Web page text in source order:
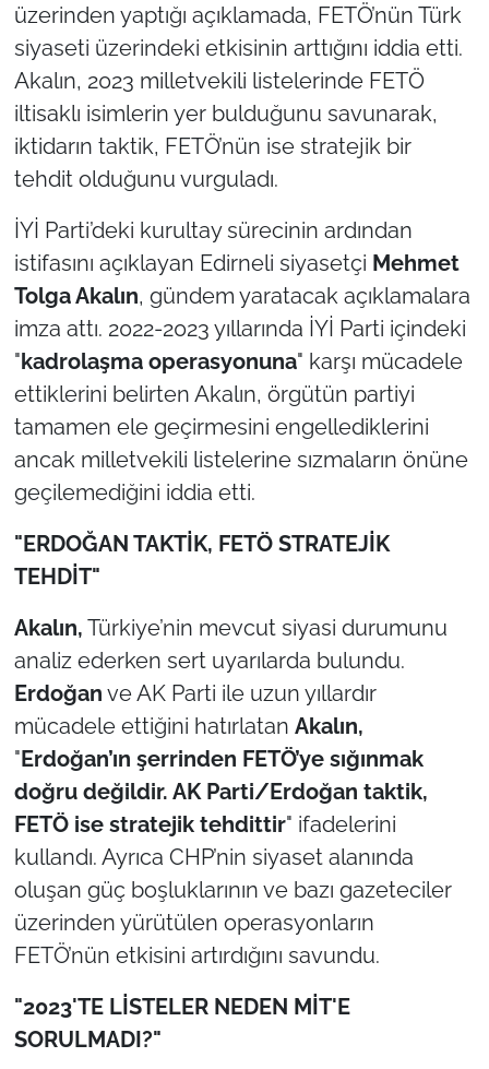
üzerinden yaptığı açıklamada, FETÖ’nün Türk
siyaseti üzerindeki etkisinin arttığını iddia etti.
Akalın, 2023 milletvekili listelerinde FETÖ
iltisaklı isimlerin yer bulduğunu savunarak,
iktidarın taktik, FETÖ’nün ise stratejik bir
tehdit olduğunu vurguladı.
İYİ Parti’deki kurultay sürecinin ardından
istifasını açıklayan Edirneli siyasetçi Mehmet
Tolga Akalın, gündem yaratacak açıklamalara
imza attı. 2022-2023 yıllarında İYİ Parti içindeki
"kadrolaşma operasyonuna" karşı mücadele
ettiklerini belirten Akalın, örgütün partiyi
tamamen ele geçirmesini engellediklerini
ancak milletvekili listelerine sızmaların önüne
geçilemediğini iddia etti.
"ERDOĞAN TAKTİK, FETÖ STRATEJİK
TEHDİT"
Akalın, Türkiye’nin mevcut siyasi durumunu
analiz ederken sert uyarılarda bulundu.
Erdoğan ve AK Parti ile uzun yıllardır
mücadele ettiğini hatırlatan Akalın,
"Erdoğan’ın şerrinden FETÖ’ye sığınmak
doğru değildir. AK Parti/Erdoğan taktik,
FETÖ ise stratejik tehdittir" ifadelerini
kullandı. Ayrıca CHP’nin siyaset alanında
oluşan güç boşluklarının ve bazı gazeteciler
üzerinden yürütülen operasyonların
FETÖ’nün etkisini artırdığını savundu.
"2023'TE LİSTELER NEDEN MİT'E
SORULMADI?"
Magazin
İş Dünyası
Bilim Teknoloji
Canlı Maç
Finans
Genel-A
Gündem-Eğitim